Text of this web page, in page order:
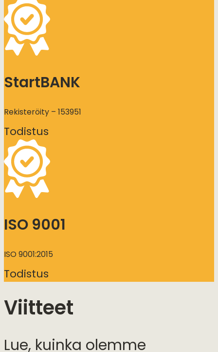
StartBANK
Rekisteröity – 153951
Todistus
ISO 9001
ISO 9001:2015
Todistus
Viitteet
Lue, kuinka olemme